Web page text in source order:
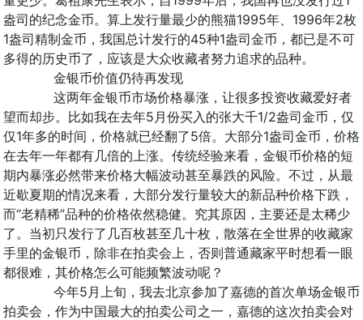
盎司的纪念金币。算上发行量最少的熊猫1995年、1996年2枚
1盎司精制金币，我国总计发行的45种1盎司金币，都已是不可
多得的历史币了，应该是大众收藏者努力追求的品种。
金银币价值仍待再发现
这两年金银币市场价格暴涨，让很多投资收藏爱好者
望而却步。比如我在去年5月份买入的张大千1/2盎司金币，仅
仅1年多的时间，价格就已经翻了5倍。大部分1盎司金币，价格
在去年一年都有几倍的上涨。传统经验来看，金银币价格的短
期内暴涨必然带来价格大幅波动甚至暴跌的风险。不过，从最
近歇夏期的情况来看，大部分发行量较大的新品种价格下跌，
而“老精稀”品种的价格依然稳健。究其原因，主要还是太稀少
了。当初只发行了几百枚甚至几十枚，散落在全世界的收藏家
手里的金银币，除非在拍卖会上，否则普通藏家平时想看一眼
都很难，其价格怎么可能频繁波动呢？
今年5月上旬，我去北京参加了嘉德的首次单场金银币
拍卖会，作为中国最大的拍卖公司之一，嘉德的这次拍卖会对